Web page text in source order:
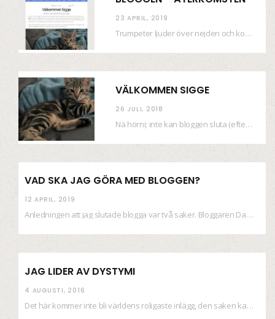
23 APRIL, 2019
Trumpeter ljuder över nejden och konfetti regnar längsmed husfasaderna – FREDEN ÄR HÄR! Eller ahem.…
VÄLKOMMEN SIGGE
26 JULI, 2018
Nä hörni; inte kan bloggen sluta (eftersom jag så sällan uppdaterar skiten) i sånt supermoll.…
VAD SKA JAG GÖRA MED BLOGGEN?
12 APRIL, 2019
Anledningen att jag slutade blogga var två saker. Bloggaren Daniel skrev ut checkar som personen…
JAG LIDER AV DYSTYMI
4 AUGUSTI, 2016
Det här kommer inte bli världens roligaste inlägg, den saken kan ni räkna med. Det…